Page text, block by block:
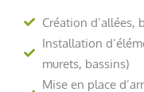
Création d’allées,
Installation
murets, bassins)
Mise en place